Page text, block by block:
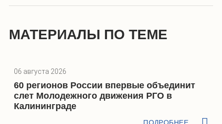
МАТЕРИАЛЫ ПО ТЕМЕ
06 августа 2026
60 регионов России впервые объединит
слет Молодежного движения РГО в
Калининграде
ПОДРОБНЕЕ